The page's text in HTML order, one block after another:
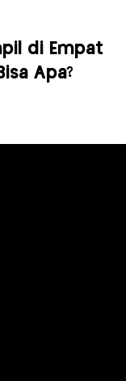
di Empat
Apa?